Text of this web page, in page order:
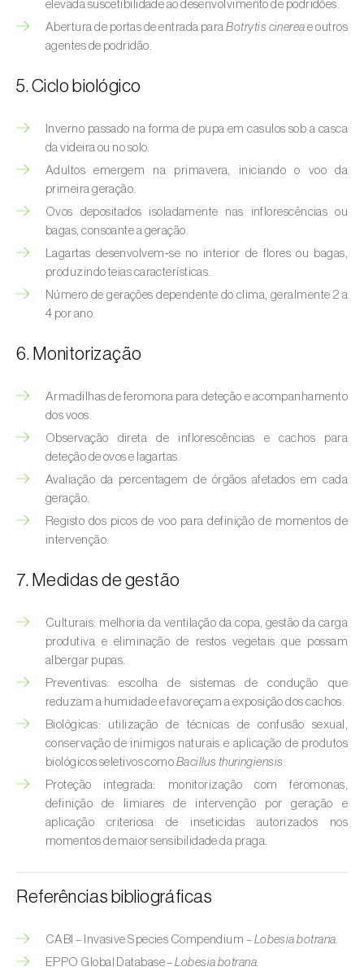
Bichado-da-ameixeira (Grapholita (=Cydia)
funebrana )
Bichado-da-castanha-do-cedo (
Bichado-da-castanha-do-tarde (Cydia
splendana)
Bichado-da-castanha-intermédio (
fagiglandana)
Bichado-da-fruta (Cydia pomonella)
Borboleta-branca-grande-da-couve (
brassicae)
(Pieris rapae)
Broca-africana-do-caule-do-milho
Busseola fusca
Broca-do-chá (
Euwallacea fornicatus, E.
Broca-do-colmo-da-cana-de-açúcar
(
Diatraea saccharalis)
lineatella
Broca-listrada-do-caule-do-arroz (
Chilo
suppressalis
Broca-pequena-do-tomateiro
(
Neoleucinodes elegantalis)
Broca-vermelha (Cossus cossus)
Burgo-da-azinheira ( Tortrix viridana)
Cigarrinha-espumadora (
Philaenus
Cigarrinhas (Jacobiasca lybica, Scaphoideus
titanus e Empoasca spp.
Cobrilha-da-cortiça (Coroebus undatus)
elevada suscetibilidade ao desenvolvimento de podridões.
Abertura de portas de entrada paraBotrytis cinerea e outros
agentes de podridão.
5. Ciclo biológico
Inverno passado na forma de pupa em casulos sob a casca
da videira ou no solo.
Adultos emergem na primavera, iniciando o voo da
primeira geração.
Ovos depositados isoladamente nas inflorescências ou
bagas, consoante a geração.
Lagartas desenvolvem‑se no interior de flores ou bagas,
produzindo teias características.
Número de gerações dependente do clima, geralmente 2 a
4 por ano.
6. Monitorização
Armadilhas de feromona para deteção e acompanhamento
dos voos.
Observação direta de inflorescências e cachos para
deteção de ovos e lagartas.
Avaliação da percentagem de órgãos afetados em cada
geração.
Registo dos picos de voo para definição de momentos de
intervenção.
7. Medidas de gestão
Culturais: melhoria da ventilação da copa, gestão da carga
produtiva e eliminação de restos vegetais que possam
albergar pupas.
Preventivas: escolha de sistemas de condução que
reduzam a humidade e favoreçam a exposição dos cachos.
Biológicas: utilização de técnicas de confusão sexual,
conservação de inimigos naturais e aplicação de produtos
biológicos seletivos como Bacillus thuringiensis .
Proteção integrada: monitorização com feromonas,
definição de limiares de intervenção por geração e
aplicação criteriosa de inseticidas autorizados nos
momentos de maior sensibilidade da praga.
Referências bibliográficas
CABI – Invasive Species Compendium – Lobesia botrana.
EPPO Global Database –Lobesia botrana.